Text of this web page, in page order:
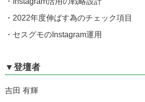
・2022年度伸ばす為のチェック項目
・セスグモの Instagram運用
▼登壇者
吉田 有輝